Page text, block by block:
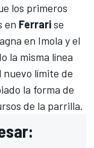
los primeros
en Ferrarise
en Imola y el
la misma línea
límite de
la forma de
de la parrilla.